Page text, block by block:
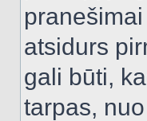
atsidurs
gali būti,
tarpas,